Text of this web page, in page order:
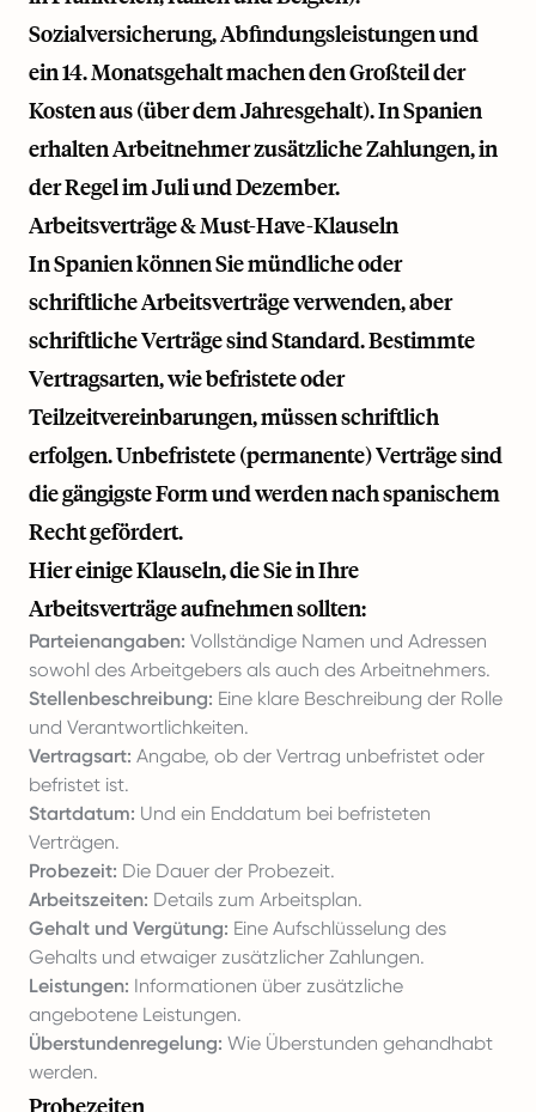
Sozialversicherung, Abfindungsleistungen und
ein 14. Monatsgehalt machen den Großteil der
Kosten aus (über dem Jahresgehalt). In Spanien
erhalten Arbeitnehmer zusätzliche Zahlungen, in
der Regel im Juli und Dezember.
Arbeitsverträge & Must-Have-Klauseln
In Spanien können Sie mündliche oder
schriftliche Arbeitsverträge verwenden, aber
schriftliche Verträge sind Standard. Bestimmte
Vertragsarten, wie befristete oder
Teilzeitvereinbarungen, müssen schriftlich
erfolgen. Unbefristete (permanente) Verträge sind
die gängigste Form und werden nach spanischem
Recht gefördert.
Hier einige Klauseln, die Sie in Ihre
Arbeitsverträge aufnehmen sollten:
Parteienangaben: Vollständige Namen und Adressen
sowohl des Arbeitgebers als auch des Arbeitnehmers.
Stellenbeschreibung: Eine klare Beschreibung der Rolle
und Verantwortlichkeiten.
Vertragsart: Angabe, ob der Vertrag unbefristet oder
befristet ist.
Startdatum: Und ein Enddatum bei befristeten
Verträgen.
Probezeit: Die Dauer der Probezeit.
Arbeitszeiten: Details zum Arbeitsplan.
Gehalt und Vergütung: Eine Aufschlüsselung des
Gehalts und etwaiger zusätzlicher Zahlungen.
Leistungen: Informationen über zusätzliche
angebotene Leistungen.
Überstundenregelung: Wie Überstunden gehandhabt
werden.
Probezeiten